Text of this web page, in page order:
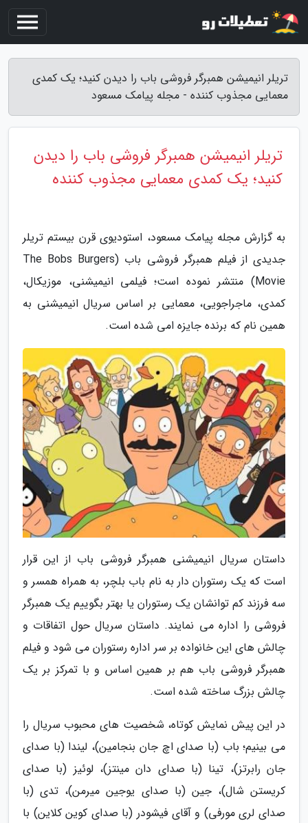
تریلر انیمیشن همبرگر فروشی باب را دیدن کنید؛ یک کمدی
معمایی مجذوب کننده - مجله پیامک مسعود
تریلر انیمیشن همبرگر فروشی باب را دیدن
کنید؛ یک کمدی معمایی مجذوب کننده
به گزارش مجله پیامک مسعود، استودیوی قرن بیستم تریلر
جدیدی از فیلم همبرگر فروشی باب (The Bobs Burgers
Movie) منتشر نموده است؛ فیلمی انیمیشنی، موزیکال،
کمدی، ماجراجویی، معمایی بر اساس سریال انیمیشنی به
همین نام که برنده جایزه امی شده است.
داستان سریال انیمیشنی همبرگر فروشی باب از این قرار
است که یک رستوران دار به نام باب بلچر، به همراه همسر و
سه فرزند کم توانشان یک رستوران یا بهتر بگوییم یک همبرگر
فروشی را اداره می نمایند. داستان سریال حول اتفاقات و
چالش های این خانواده بر سر اداره رستوران می شود و فیلم
همبرگر فروشی باب هم بر همین اساس و با تمرکز بر یک
چالش بزرگ ساخته شده است.
در این پیش نمایش کوتاه، شخصیت های محبوب سریال را
می بینیم؛ باب (با صدای اچ جان بنجامین)، لیندا (با صدای
جان رابرتز)، تینا (با صدای دان مینتز)، لوئیز (با صدای
کریستن شال)، جین (با صدای یوجین میرمن)، تدی (با
صدای لری مورفی) و آقای فیشودر (با صدای کوین کلاین) با